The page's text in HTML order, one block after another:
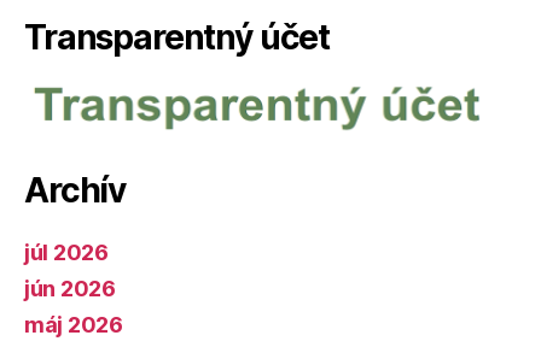
Transparentný účet
Archív
júl 2026
jún 2026
máj 2026